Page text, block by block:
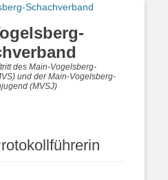
des Main-Vogelsberg-
und der Main-Vogelsberg-
(MVSJ)